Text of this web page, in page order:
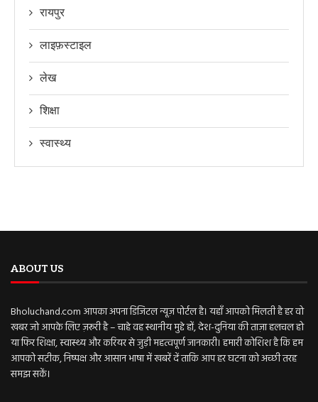
रायपुर
लाइफ़स्टाइल
लेख
शिक्षा
स्वास्थ्य
ABOUT US
Bholuchand.com आपका अपना डिजिटल न्यूज़ पोर्टल है। यहाँ आपको मिलती है हर वो
खबर जो आपके लिए ज़रूरी है – चाहे वह स्थानीय मुद्दे हों, देश-दुनिया की ताज़ा हलचल हो
या फिर शिक्षा, स्वास्थ्य और करियर से जुड़ी महत्वपूर्ण जानकारी। हमारी कोशिश है कि हम
आपको सटीक, निष्पक्ष और आसान भाषा में खबरें दें ताकि आप हर घटना को अच्छी तरह
समझ सकें।